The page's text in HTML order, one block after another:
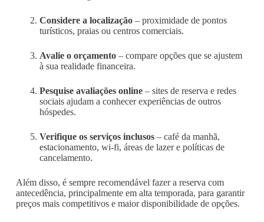
Considere a localização– proximidade de pontos
turísticos, praias ou centros comerciais.
Avalie o orçamento– compare opções que se ajustem
à sua realidade financeira.
Pesquise avaliações online– sites de reserva e redes
sociais ajudam a conhecer experiências de outros
hóspedes.
Verifique os serviços inclusos– café da manhã,
estacionamento, wi-fi, áreas de lazer e políticas de
cancelamento.
Além disso, é sempre recomendável fazer a reserva com
antecedência, principalmente em alta temporada, para garantir
preços mais competitivos e maior disponibilidade de opções.